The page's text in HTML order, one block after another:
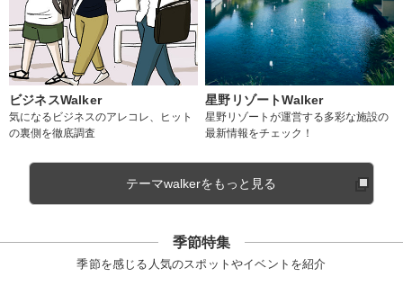
ビジネスWalker
気になるビジネスのアレコレ、ヒット
の裏側を徹底調査
星野リゾートWalker
星野リゾートが運営する多彩な施設の
最新情報をチェック！
テーマwalkerをもっと見る
季節特集
季節を感じる人気のスポットやイベントを紹介